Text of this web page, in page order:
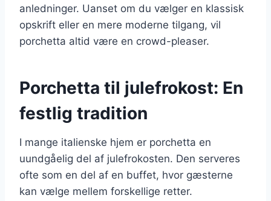
anledninger. Uanset om du vælger en klassisk
opskrift eller en mere moderne tilgang, vil
porchetta altid være en crowd-pleaser.
Porchetta til julefrokost: En
festlig tradition
I mange italienske hjem er porchetta en
uundgåelig del af julefrokosten. Den serveres
ofte som en del af en buffet, hvor gæsterne
kan vælge mellem forskellige retter.